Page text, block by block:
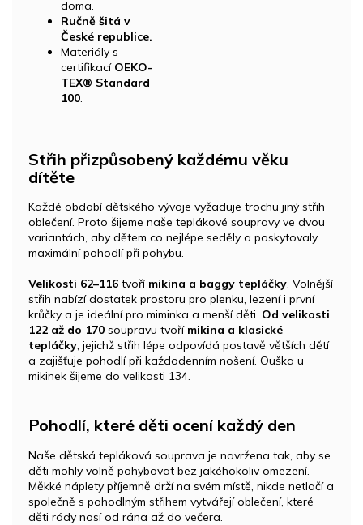
doma.
Ručně šitá v
České republice.
Materiály s
certifikací OEKO-
TEX® Standard
100.
Střih přizpůsobený každému věku
dítěte
Každé období dětského vývoje vyžaduje trochu jiný střih
oblečení. Proto šijeme naše teplákové soupravy ve dvou
variantách, aby dětem co nejlépe seděly a poskytovaly
maximální pohodlí při pohybu.
Velikosti 62–116 tvoří mikina a baggy tepláčky. Volnější
střih nabízí dostatek prostoru pro plenku, lezení i první
krůčky a je ideální pro miminka a menší děti. Od velikosti
122 až do 170 soupravu tvoří mikina a klasické
tepláčky, jejichž střih lépe odpovídá postavě větších dětí
a zajišťuje pohodlí při každodenním nošení. Ouška u
mikinek šijeme do velikosti 134.
Pohodlí, které děti ocení každý den
Naše dětská tepláková souprava je navržena tak, aby se
děti mohly volně pohybovat bez jakéhokoliv omezení.
Měkké náplety příjemně drží na svém místě, nikde netlačí a
společně s pohodlným střihem vytvářejí oblečení, které
děti rády nosí od rána až do večera.